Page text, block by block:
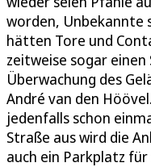
worden, Unbekannte
hätten Tore und
zeitweise sogar
Überwachung des
André van den
jedenfalls schon
Straße aus wird die
auch ein Parkplatz